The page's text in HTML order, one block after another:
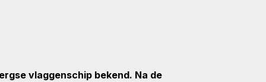
vlaggenschip bekend. Na de